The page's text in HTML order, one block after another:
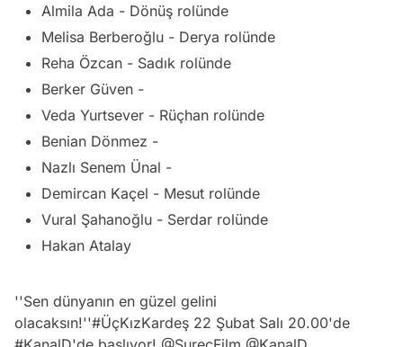
Almila Ada - Dönüş rolünde
Melisa Berberoğlu - Derya rolünde
Reha Özcan - Sadık rolünde
Berker Güven -
Veda Yurtsever - Rüçhan rolünde
Benian Dönmez -
Nazlı Senem Ünal -
Demircan Kaçel - Mesut rolünde
Vural Şahanoğlu - Serdar rolünde
Hakan Atalay
''Sen dünyanın en güzel gelini
olacaksın!''#ÜçKızKardeş 22 Şubat Salı 20.00'de